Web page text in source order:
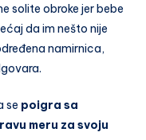
solite obroke jer bebe
da im nešto nije
namirnica,
se poigra sa
meru za svoju